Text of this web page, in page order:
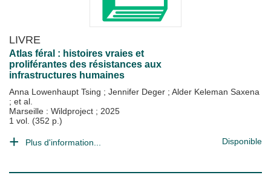
LIVRE
Atlas féral : histoires vraies et
proliférantes des résistances aux
infrastructures humaines
Anna Lowenhaupt Tsing ; Jennifer Deger ; Alder Keleman Saxena
; et al.
Marseille : Wildproject ; 2025
1 vol. (352 p.)
Plus d'information... Disponible